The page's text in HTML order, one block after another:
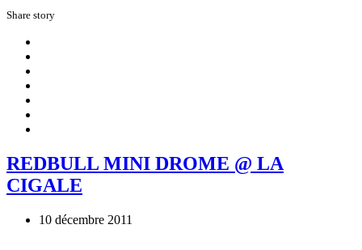
Share story
REDBULL MINI DROME @ LA
CIGALE
10 décembre 2011